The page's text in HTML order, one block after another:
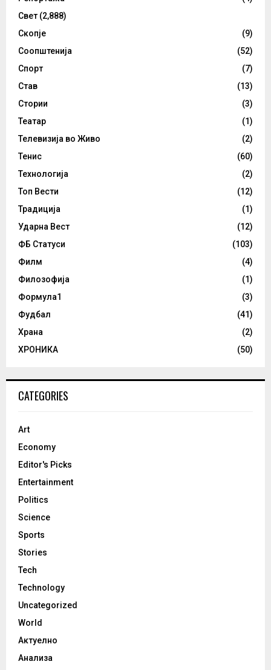
Свет (2,888)
Скопје
(9)
Соопштенија
(52)
Спорт
(7)
Став
(13)
Стории
(3)
Театар
(1)
Телевизија во Живо
(2)
Тенис
(60)
Технологија
(2)
Топ Вести
(12)
Традиција
(1)
Ударна Вест
(12)
ФБ Статуси
(103)
Филм
(4)
Филозофија
(1)
Формула1
(3)
Фудбал
(41)
Храна
(2)
ХРОНИКА
(50)
CATEGORIES
Art
Economy
Editor's Picks
Entertainment
Politics
Science
Sports
Stories
Tech
Technology
Uncategorized
World
Актуелно
Анализа